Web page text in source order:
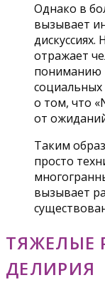
Однако в
вызывает
отражает
пониманию
социальных
о том, что
от
Таким
просто
вызывает
ТЯЖЕЛЫЕ
ДЕЛИРИЯ